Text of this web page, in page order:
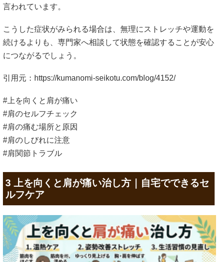
言われています。
こうした症状がみられる場合は、無理にストレッチや運動を
続けるよりも、専門家へ相談して状態を確認することが安心
につながるでしょう。
引用元： https://kumanomi-seikotu.com/blog/4152/
#上を向くと肩が痛い
#肩のセルフチェック
#肩の痛む場所と原因
#肩のしびれに注意
#肩関節トラブル
3 上を向くと肩が痛い治し方｜自宅でできるセ
ルフケア